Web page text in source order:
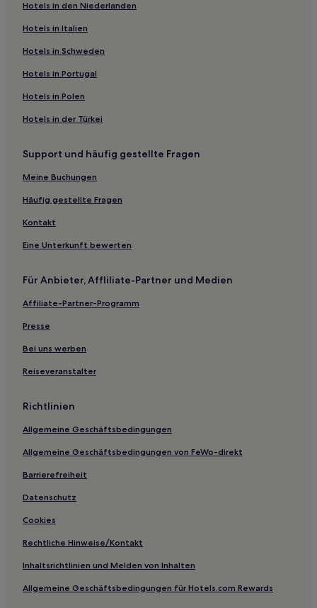
Hotels nahe Royal Court Theatre
Hotels nahe Hope Street Quarter
Hotels nahe Bahnhof Halewood
Hotels nahe Wavertree Botanic Gardens
Hotels nahe DW Stadium
Norley Hotels
Hotels nahe Formby
Hotels nahe Liverpool Central Library
Prescot Hotels
Halewood: Hotels
Hotels nahe Manley Mere
Hotels nahe Bahnhof Cuddington
Hotels nahe Port Sunlight Museum
Frodsham Hotels
Whiston: Hotels
Hotels nahe Bahnhof Aintree
Hotels nahe University of Bolton Stadium
Billinge: Hotels
Hotels nahe Aintree Racecourse
Knowsley District: Hotels
New Ferry: Hotels
Lowton: Hotels
Latchford Hotels
Hale Village: Hotels
Hotels nahe Bahnhof Sankey for Penketh
Hotels in den Niederlanden
Hotels in Italien
Hotels in Schweden
Hotels in Portugal
Hotels in Polen
Hotels in der Türkei
Support und häufig gestellte Fragen
Meine Buchungen
Häufig gestellte Fragen
Kontakt
Eine Unterkunft bewerten
Für Anbieter, Affliliate-Partner und Medien
Affiliate-Partner-Programm
Presse
Bei uns werben
Reiseveranstalter
Richtlinien
Allgemeine Geschäftsbedingungen
Allgemeine Geschäftsbedingungen von FeWo-direkt
Barrierefreiheit
Datenschutz
Cookies
Rechtliche Hinweise/Kontakt
Inhaltsrichtlinien und Melden von Inhalten
Allgemeine Geschäftsbedingungen für Hotels.com Rewards